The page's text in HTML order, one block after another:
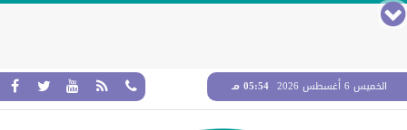
الخميس 6 أغسطس 2026 05:54 مـ